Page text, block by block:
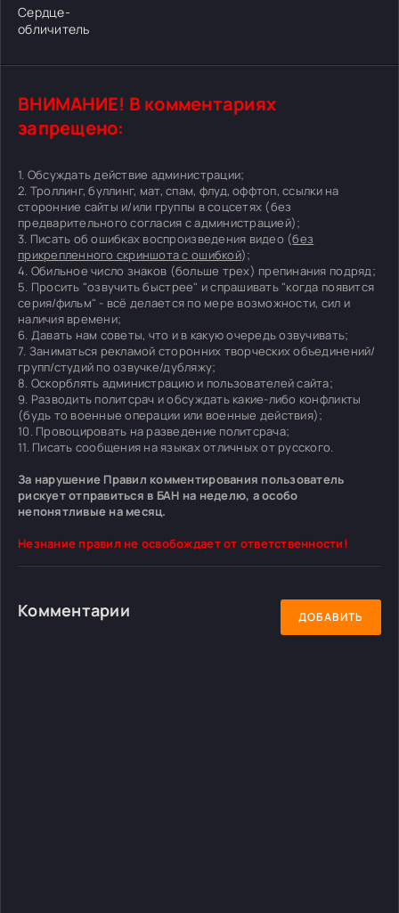
Сердце-
обличитель
ВНИМАНИЕ! В комментариях
запрещено:
1. Обсуждать действие администрации;
2. Троллинг, буллинг, мат, спам, флуд, оффтоп, ссылки на
сторонние сайты и/или группы в соцсетях (без
предварительного согласия с администрацией);
3. Писать об ошибках воспроизведения видео (без
прикрепленного скриншота с ошибкой);
4. Обильное число знаков (больше трех) препинания подряд;
5. Просить "озвучить быстрее" и спрашивать "когда появится
серия/фильм" - всё делается по мере возможности, сил и
наличия времени;
6. Давать нам советы, что и в какую очередь озвучивать;
7. Заниматься рекламой сторонних творческих объединений/
групп/студий по озвучке/дубляжу;
8. Оскорблять администрацию и пользователей сайта;
9. Разводить политсрач и обсуждать какие-либо конфликты
(будь то военные операции или военные действия);
10. Провоцировать на разведение политсрача;
11. Писать сообщения на языках отличных от русского.
За нарушение Правил комментирования пользователь
рискует отправиться в БАН на неделю, а особо
непонятливые на месяц.
Незнание правил не освобождает от ответственности!
Комментарии ДОБАВИТЬ